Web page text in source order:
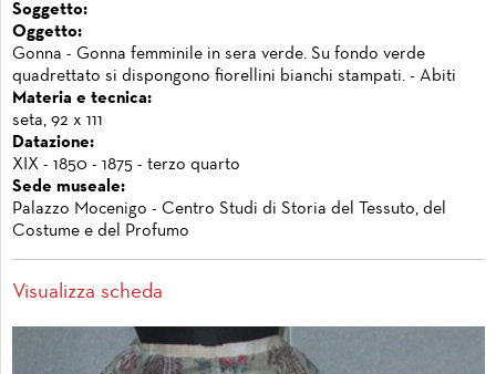
Soggetto:
Oggetto:
Gonna - Gonna femminile in sera verde. Su fondo verde
quadrettato si dispongono fiorellini bianchi stampati. - Abiti
Materia e tecnica:
seta, 92 x 111
Datazione:
XIX - 1850 - 1875 - terzo quarto
Sede museale:
Palazzo Mocenigo - Centro Studi di Storia del Tessuto, del
Costume e del Profumo
Visualizza scheda